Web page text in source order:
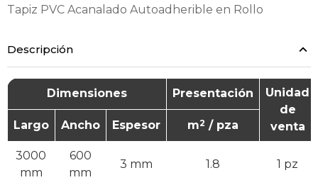
Tapiz PVC Acanalado Autoadherible en Rollo
Descripción
Dimensiones Presentación
Unidad
de
venta
Largo Ancho Espesor m2 / pza
3000
mm
600
mm
3 mm 1.8 1 pz